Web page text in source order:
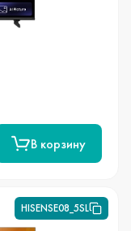
В корзину
HISENSE08_5SL